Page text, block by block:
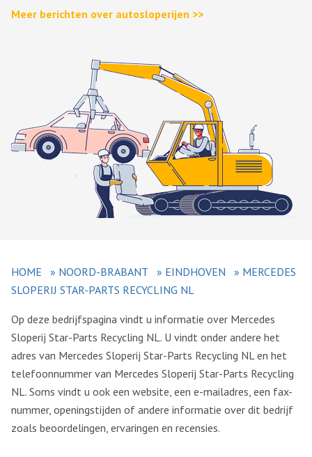
Meer berichten over autosloperijen >>
HOME » NOORD-BRABANT » EINDHOVEN » MERCEDES
SLOPERIJ STAR-PARTS RECYCLING NL
Op deze bedrijfspagina vindt u informatie over Mercedes
Sloperij Star-Parts Recycling NL. U vindt onder andere het
adres van Mercedes Sloperij Star-Parts Recycling NL en het
telefoonnummer van Mercedes Sloperij Star-Parts Recycling
NL. Soms vindt u ook een website, een e-mailadres, een fax-
nummer, openingstijden of andere informatie over dit bedrijf
zoals beoordelingen, ervaringen en recensies.